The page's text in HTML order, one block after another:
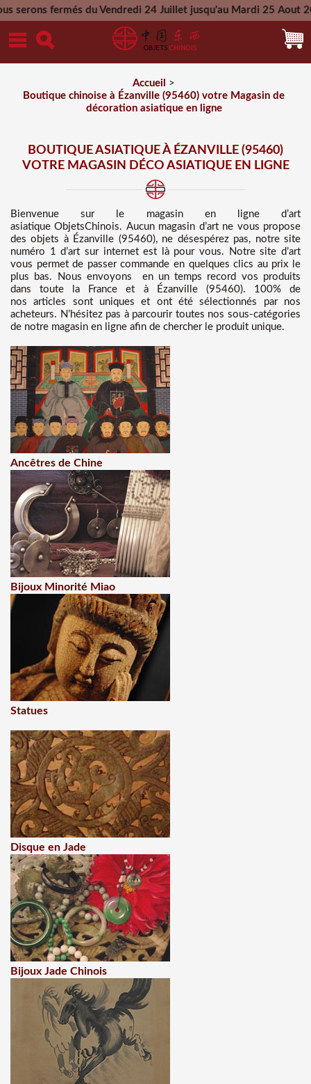
du Vendredi 24 Juillet jusqu'au Mardi 25 Aout 2026 -
Mercredi 26 Aout 2026
Accueil
>
Boutique chinoise à Ézanville (95460) votre Magasin de
décoration asiatique en ligne
BOUTIQUE ASIATIQUE À ÉZANVILLE (95460)
VOTRE MAGASIN DÉCO ASIATIQUE EN LIGNE
Bienvenue sur
le magasin en ligne d’art
asiatiqueObjetsChinois. Aucun magasin d’art ne vous propose
desobjets à Ézanville (95460), ne désespérez pas, notre site
numéro 1 d’art sur internet est là pour vous. Notre site d’art
vous permet de passer commande en quelques clics au prix le
plus bas. Nous envoyons en un temps record vos produits
dans toute la France et à Ézanville (95460). 100% de
nos articles sont uniques et ont été sélectionnés par nos
acheteurs. N’hésitez pas à parcourir toutes nos sous-catégories
de notre magasin en ligne afin de chercher le produit unique.
Ancêtres de Chine
Bijoux Minorité Miao
Statues
Disque en Jade
Bijoux Jade Chinois